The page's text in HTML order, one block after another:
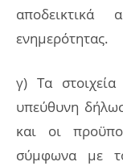
αποδεικτικά
ενημερότητας.
γ) Τα
υπεύθυνη
και οι
σύμφωνα με